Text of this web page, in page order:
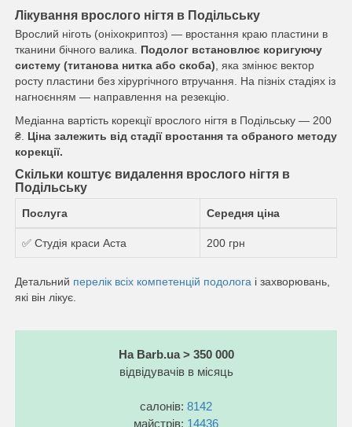
Лікування врослого нігтя в Подільську
Врослий ніготь (оніхокриптоз) — вростання краю пластини в
тканини бічного валика. Подолог встановлює коригуючу
систему (титанова нитка або скоба) , яка змінює вектор
росту пластини без хірургічного втручання. На пізніх стадіях із
нагноєнням — направлення на резекцію.
Медіанна вартість корекції врослого нігтя в Подільську — 200
₴. Ціна залежить від стадії вростання та обраного методу
корекції.
Скільки коштує видалення врослого нігтя в
Подільську
Послуга Середня ціна
✅ Студія краси Аста 200 грн
Детальний перелік всіх компетенцій подолога і захворювань,
які він лікує.
На Barb.ua > 350 000
відвідувачів в місяць
салонів: 8142
майстрів: 14436